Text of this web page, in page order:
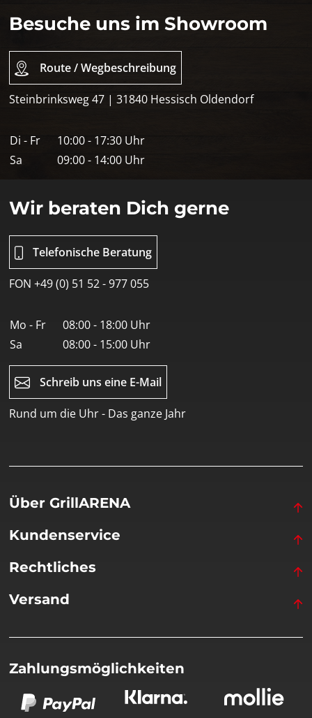
Besuche uns im Showroom
Route / Wegbeschreibung
Steinbrinksweg 47 | 31840 Hessisch Oldendorf
Di - Fr
10:00 - 17:30 Uhr
Sa
09:00 - 14:00 Uhr
Wir beraten Dich gerne
Telefonische Beratung
FON +49 (0) 51 52 - 977 055
Mo - Fr
08:00 - 18:00 Uhr
Sa
08:00 - 15:00 Uhr
Schreib uns eine E-Mail
Rund um die Uhr - Das ganze Jahr
Über GrillARENA
Kundenservice
Rechtliches
Versand
Zahlungsmöglichkeiten